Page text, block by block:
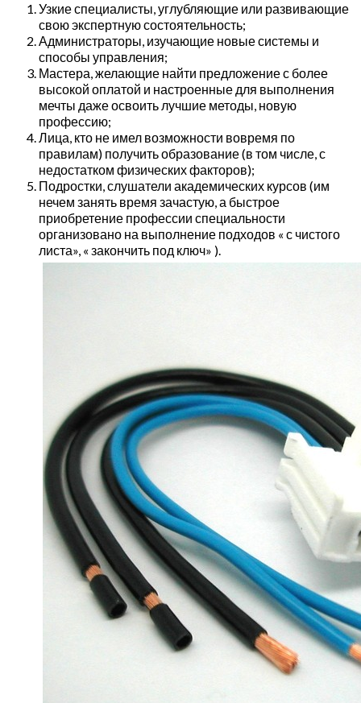
Узкие специалисты, углубляющие или развивающие
свою экспертную состоятельность;
Администраторы, изучающие новые системы и
способы управления;
Мастера, желающие найти предложение с более
высокой оплатой и настроенные для выполнения
мечты даже освоить лучшие методы, новую
профессию;
Лица, кто не имел возможности вовремя по
правилам) получить образование (в том числе, с
недостатком физических факторов);
Подростки, слушатели академических курсов (им
нечем занять время зачастую, а быстрое
приобретение профессии специальности
организовано на выполнение подходов « с чистого
листа», « закончить под ключ» ).